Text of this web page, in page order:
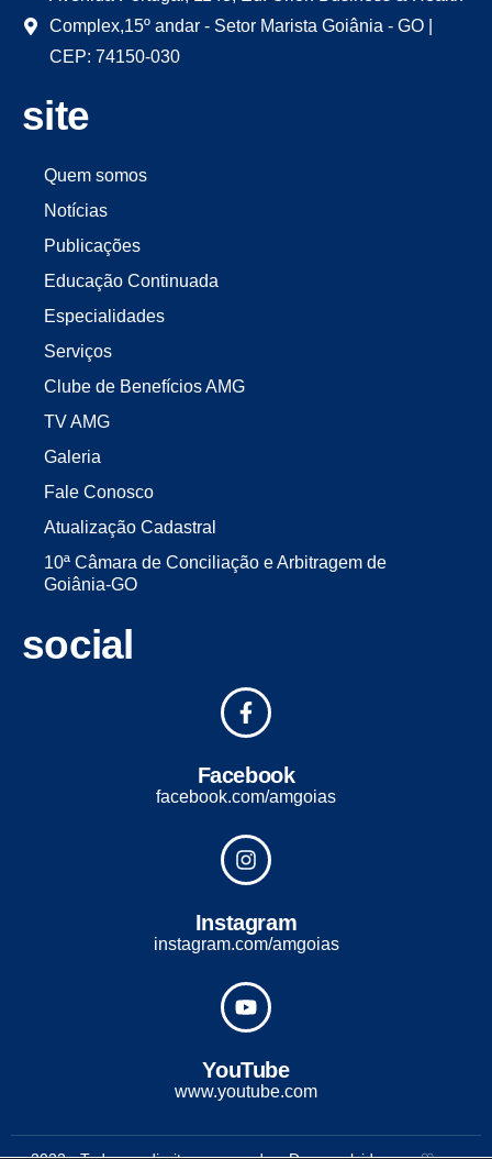
Complex,15º andar - Setor Marista Goiânia - GO |
CEP: 74150-030
site
Quem somos
Notícias
Publicações
Educação Continuada
Especialidades
Serviços
Clube de Benefícios AMG
TV AMG
Galeria
Fale Conosco
Atualização Cadastral
10ª Câmara de Conciliação e Arbitragem de
Goiânia-GO
social
Facebook
facebook.com/amgoias
Instagram
instagram.com/amgoias
YouTube
www.youtube.com